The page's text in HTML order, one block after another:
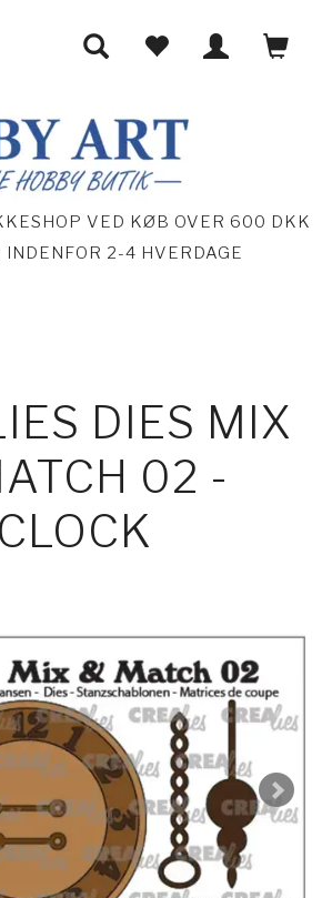
VED KØB OVER 600 DKK
INDENFOR 2-4 HVERDAGE
DIES MIX
02 -
CLOCK